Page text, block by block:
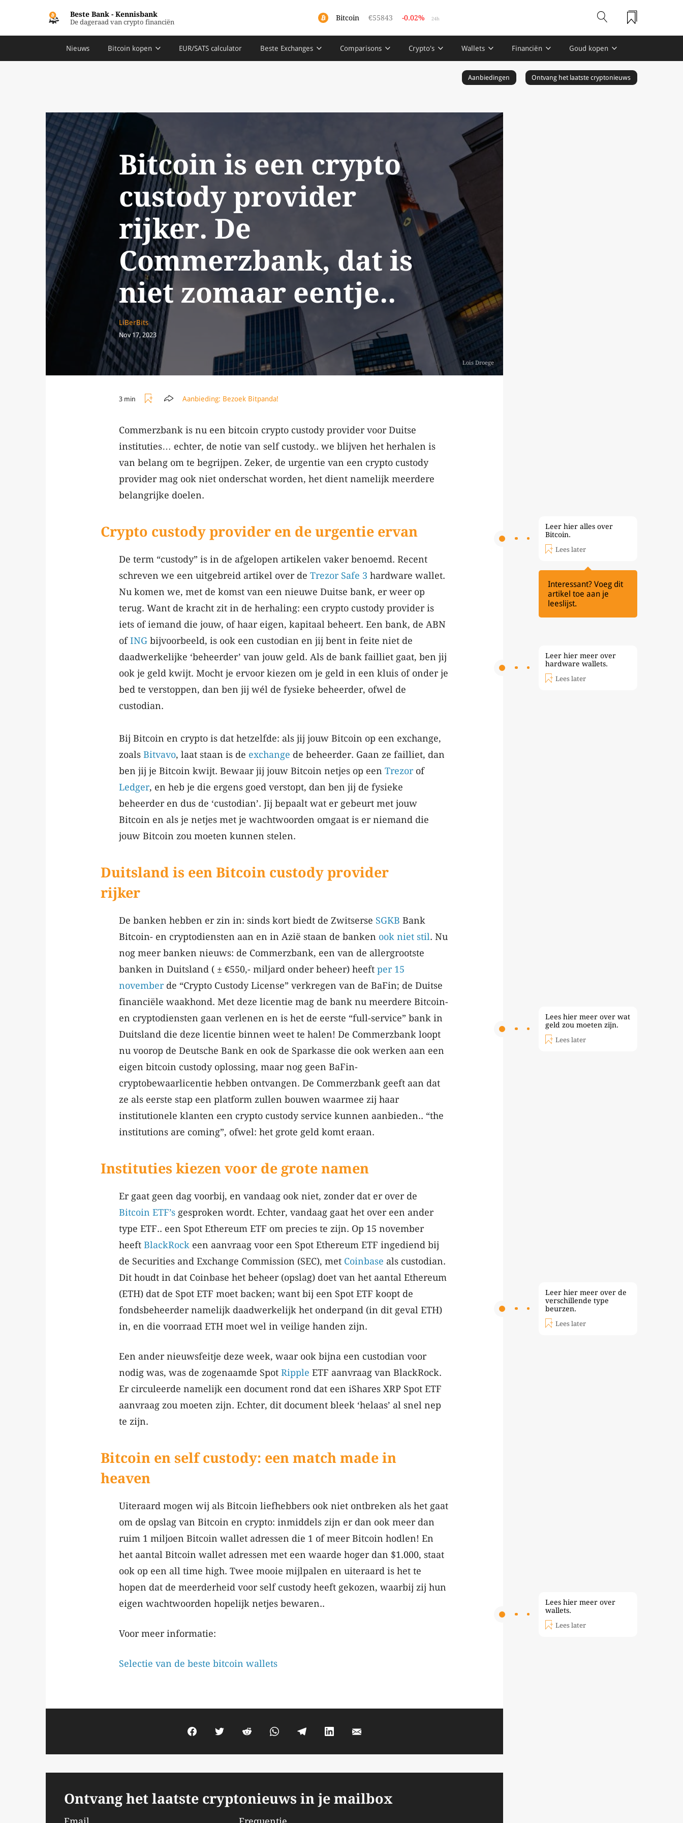
Beste Bank - Kennisbank
De dageraad van crypto financiën Bitcoin €55843 -0.02% 24h
Nieuws Bitcoin kopen EUR/SATS calculator Beste Exchanges Comparisons Crypto's Wallets Financiën Goud kopen
Aanbiedingen Ontvang het laatste cryptonieuws
Lois Droege
Bitcoin is een crypto
custody provider
rijker. De
Commerzbank, dat is
niet zomaar eentje..
LiBerBits
Nov 17, 2023
3 min Aanbieding: Bezoek Bitpanda!
Commerzbank is nu een bitcoin crypto custody provider voor Duitse
instituties… echter, de notie van self custody.. we blijven het herhalen is
van belang om te begrijpen. Zeker, de urgentie van een crypto custody
provider mag ook niet onderschat worden, het dient namelijk meerdere
belangrijke doelen.
Crypto custody provider en de urgentie ervan
De term “custody” is in de afgelopen artikelen vaker benoemd. Recent
schreven we een uitgebreid artikel over de Trezor Safe 3 hardware wallet.
Nu komen we, met de komst van een nieuwe Duitse bank, er weer op
terug. Want de kracht zit in de herhaling: een crypto custody provider is
iets of iemand die jouw, of haar eigen, kapitaal beheert. Een bank, de ABN
ofING bijvoorbeeld, is ook een custodian en jij bent in feite niet de
daadwerkelijke ‘beheerder’ van jouw geld. Als de bank failliet gaat, ben jij
ook je geld kwijt. Mocht je ervoor kiezen om je geld in een kluis of onder je
bed te verstoppen, dan ben jij wél de fysieke beheerder, ofwel de
custodian.
Bij Bitcoin en crypto is dat hetzelfde: als jij jouw Bitcoin op een exchange,
zoals Bitvavo, laat staan is de exchange de beheerder. Gaan ze failliet, dan
ben jij je Bitcoin kwijt. Bewaar jij jouw Bitcoin netjes op een Trezorof
Ledger, en heb je die ergens goed verstopt, dan ben jij de fysieke
beheerder en dus de ‘custodian’. Jij bepaalt wat er gebeurt met jouw
Bitcoin en als je netjes met je wachtwoorden omgaat is er niemand die
jouw Bitcoin zou moeten kunnen stelen.
Duitsland is een Bitcoin custody provider
rijker
De banken hebben er zin in: sinds kort biedt de Zwitserse SGKB Bank
Bitcoin- en cryptodiensten aan en in Azië staan de banken ook niet stil. Nu
nog meer banken nieuws: de Commerzbank, een van de allergrootste
banken in Duitsland ( ± €550,- miljard onder beheer) heeft per 15
novemberde “Crypto Custody License” verkregen van de BaFin; de Duitse
financiële waakhond. Met deze licentie mag de bank nu meerdere Bitcoin-
en cryptodiensten gaan verlenen en is het de eerste “full-service” bank in
Duitsland die deze licentie binnen weet te halen! De Commerzbank loopt
nu voorop de Deutsche Bank en ook de Sparkasse die ook werken aan een
eigen bitcoin custody oplossing, maar nog geen BaFin-
cryptobewaarlicentie hebben ontvangen. De Commerzbank geeft aan dat
ze als eerste stap een platform zullen bouwen waarmee zij haar
institutionele klanten een crypto custody service kunnen aanbieden.. “the
institutions are coming”, ofwel: het grote geld komt eraan.
Instituties kiezen voor de grote namen
Er gaat geen dag voorbij, en vandaag ook niet, zonder dat er over de
Bitcoin ETF’s gesproken wordt. Echter, vandaag gaat het over een ander
type ETF.. een Spot Ethereum ETF om precies te zijn. Op 15 november
heeft BlackRock een aanvraag voor een Spot Ethereum ETF ingediend bij
de Securities and Exchange Commission (SEC), met Coinbase als custodian.
Dit houdt in dat Coinbase het beheer (opslag) doet van het aantal Ethereum
(ETH) dat de Spot ETF moet backen; want bij een Spot ETF koopt de
fondsbeheerder namelijk daadwerkelijk het onderpand (in dit geval ETH)
in, en die voorraad ETH moet wel in veilige handen zijn.
Een ander nieuwsfeitje deze week, waar ook bijna een custodian voor
nodig was, was de zogenaamde Spot Ripple ETF aanvraag van BlackRock.
Er circuleerde namelijk een document rond dat een iShares XRP Spot ETF
aanvraag zou moeten zijn. Echter, dit document bleek ‘helaas’ al snel nep
te zijn.
Bitcoin en self custody: een match made in
heaven
Uiteraard mogen wij als Bitcoin liefhebbers ook niet ontbreken als het gaat
om de opslag van Bitcoin en crypto: inmiddels zijn er dan ook meer dan
ruim 1 miljoen Bitcoin wallet adressen die 1 of meer Bitcoin hodlen! En
het aantal Bitcoin wallet adressen met een waarde hoger dan $1.000, staat
ook op een all time high. Twee mooie mijlpalen en uiteraard is het te
hopen dat de meerderheid voor self custody heeft gekozen, waarbij zij hun
eigen wachtwoorden hopelijk netjes bewaren..
Voor meer informatie:
Selectie van de beste bitcoin wallets
Ontvang het laatste cryptonieuws in je mailbox
Leer hier alles over
Bitcoin.
Lees later
Interessant? Voeg dit
artikel toe aan je
leeslijst.
Leer hier meer over
hardware wallets.
Lees later
Lees hier meer over wat
geld zou moeten zijn.
Lees later
Leer hier meer over de
verschillende type
beurzen.
Lees later
Lees hier meer over
wallets.
Lees later